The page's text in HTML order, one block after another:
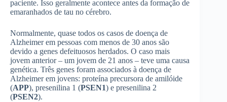
paciente. Isso geralmente acontece antes da formação de
emaranhados de tau no cérebro.
Normalmente, quase todos os casos de doença de
Alzheimer em pessoas com menos de 30 anos são
devido a genes defeituosos herdados. O caso mais
jovem anterior – um jovem de 21 anos – teve uma causa
genética. Três genes foram associados à doença de
Alzheimer em jovens: proteína precursora de amilóide
(APP), presenilina 1 (PSEN1) e presenilina 2
(PSEN2).